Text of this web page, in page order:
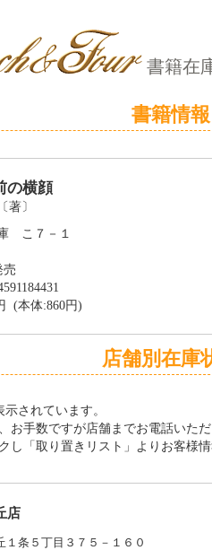
書籍在
書籍情報
の横顔
著〕
こ７－１
売
(本体:860円)
店舗別在庫
されています。
お手数ですが店舗までお電話いただ
し「取り置きリスト」よりお客様
店
条５丁目３７５－１６０